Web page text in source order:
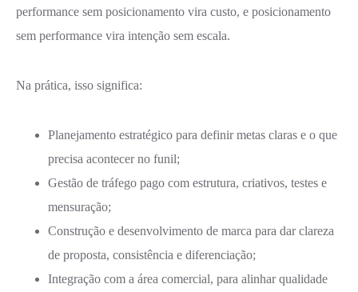
performance sem posicionamento vira custo, e posicionamento
sem performance vira intenção sem escala.
Na prática, isso significa:
Planejamento estratégico para definir metas claras e o que
precisa acontecer no funil;
Gestão de tráfego pago com estrutura, criativos, testes e
mensuração;
Construção e desenvolvimento de marca para dar clareza
de proposta, consistência e diferenciação;
Integração com a área comercial, para alinhar qualidade